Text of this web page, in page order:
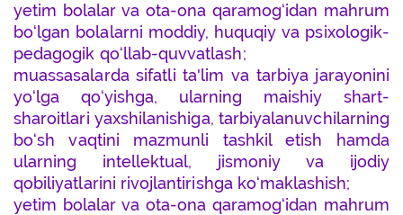
yetim bolalar va ota-ona qaramog‘idan mahrum
bo‘lgan bolalarni moddiy, huquqiy va psixologik-
pedagogik qo‘llab-quvvatlash;
muassasalarda sifatli ta'lim va tarbiya jarayonini
yo‘lga qo‘yishga, ularning maishiy shart-
sharoitlari yaxshilanishiga, tarbiyalanuvchilarning
bo‘sh vaqtini mazmunli tashkil etish hamda
ularning intellektual, jismoniy va ijodiy
qobiliyatlarini rivojlantirishga ko‘maklashish;
yetim bolalar va ota-ona qaramog‘idan mahrum